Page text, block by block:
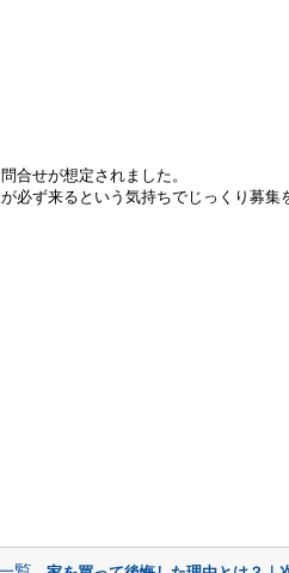
合せが想定されました。
必ず来るという気持ちでじっくり募